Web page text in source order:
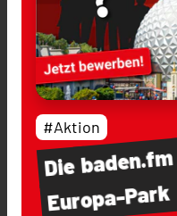
Diebaden.fm
Europa-Park
#Aktion